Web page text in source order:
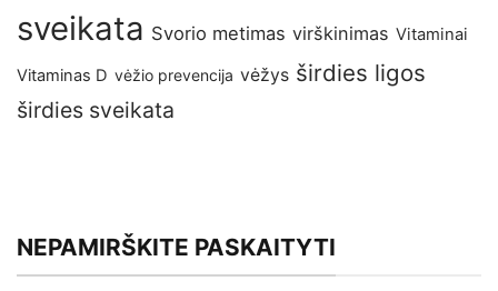
sveikata Svorio metimas virškinimas Vitaminai
Vitaminas D vėžio prevencija vėžys širdies ligos
širdies sveikata
NEPAMIRŠKITE PASKAITYTI